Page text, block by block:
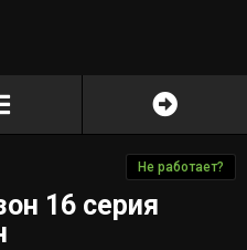
Не работает?
16 серия